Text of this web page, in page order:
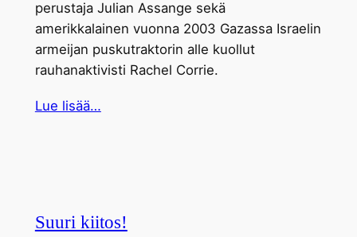
perustaja Julian Assange sekä
amerikkalainen vuonna 2003 Gazassa Israelin
armeijan puskutraktorin alle kuollut
rauhanaktivisti Rachel Corrie.
Lue lisää…
Suuri kiitos!